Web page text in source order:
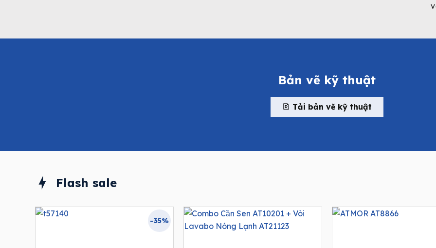
Bản vẽ kỹ thuật
Tải bản vẽ kỹ thuật
Flash sale
-35%